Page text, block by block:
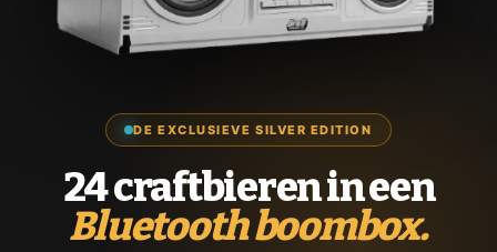
DE EXCLUSIEVE SILVER EDITION
24 craftbieren in een
Bluetooth boombox.